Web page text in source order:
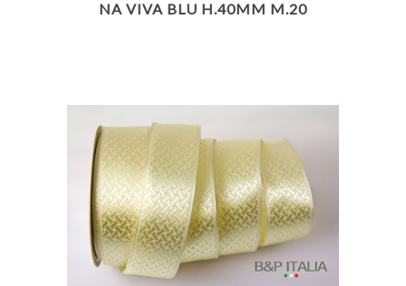
NA VIVA BLU H.40MM M.20